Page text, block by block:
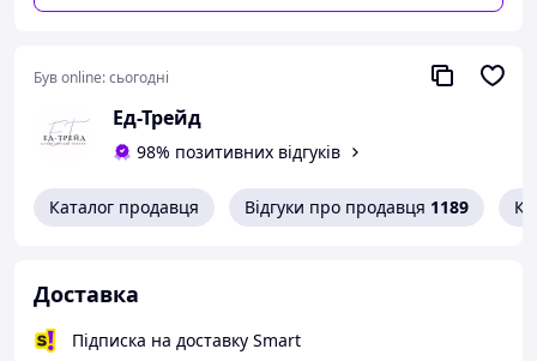
Був online:сьогодні
Ед-Трейд
98% позитивних відгуків
Каталог продавця Відгуки про продавця 1189
Доставка
Підписка на доставку Smart